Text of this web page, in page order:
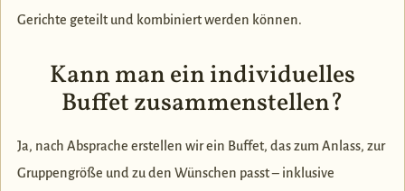
Gerichte geteilt und kombiniert werden können.
Kann man ein individuelles
Buffet zusammenstellen?
Ja, nach Absprache erstellen wir ein Buffet, das zum Anlass, zur
Gruppengröße und zu den Wünschen passt – inklusive